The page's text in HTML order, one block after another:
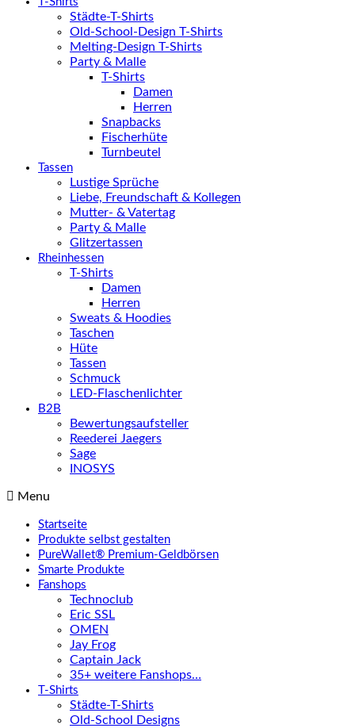
Städte-T-Shirts
Old-School-Design T-Shirts
Melting-Design T-Shirts
Party & Malle
T-Shirts
Damen
Herren
Snapbacks
Fischerhüte
Turnbeutel
Tassen
Lustige Sprüche
Liebe, Freundschaft & Kollegen
Mutter- & Vatertag
Party & Malle
Glitzertassen
Rheinhessen
T-Shirts
Damen
Herren
Sweats & Hoodies
Taschen
Hüte
Tassen
Schmuck
LED-Flaschenlichter
B2B
Bewertungsaufsteller
Reederei Jaegers
Sage
INOSYS
Menu
Startseite
Produkte selbst gestalten
PureWallet® Premium-Geldbörsen
Smarte Produkte
Fanshops
Technoclub
Eric SSL
OMEN
Jay Frog
Captain Jack
35+ weitere Fanshops…
T-Shirts
Städte-T-Shirts
Old-School Designs